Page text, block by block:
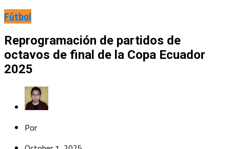
Fútbol
Reprogramación de partidos de
octavos de final de la Copa Ecuador
2025
Por